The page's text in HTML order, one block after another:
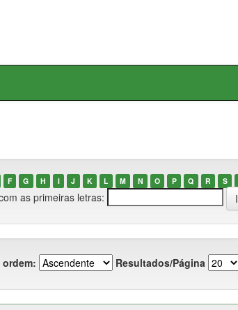
F G H I J K L M N O P Q R S
as primeiras letras:
ordem: Resultados/Página